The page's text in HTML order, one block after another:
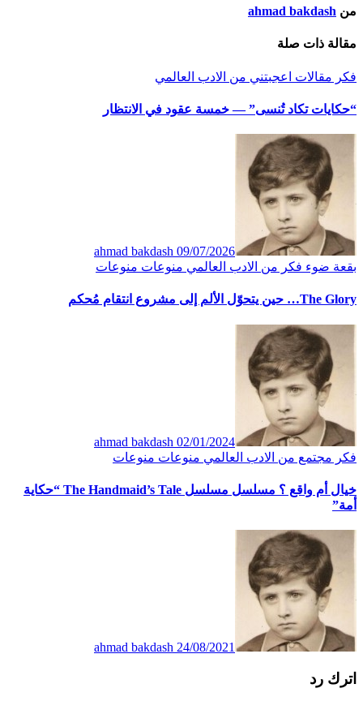
من ahmad bakdash
مقالة ذات صلة
فكر مقالات اعجبتني من الادب العالمي
“حكايات تكاد تُنسى” — خمسة عقود في الانتظار
ahmad bakdash 09/07/2026
بقعة ضوء فكر من الادب العالمي منوعات منوعات
The Glory… حين يتحوّل الألم إلى مشروع انتقام مُحكم
ahmad bakdash 02/01/2024
فكر مجتمع من الادب العالمي منوعات منوعات
خيال أم واقع ؟ مسلسل مسلسل The Handmaid’s Tale “حكاية
أمة”
ahmad bakdash 24/08/2021
اترك رد